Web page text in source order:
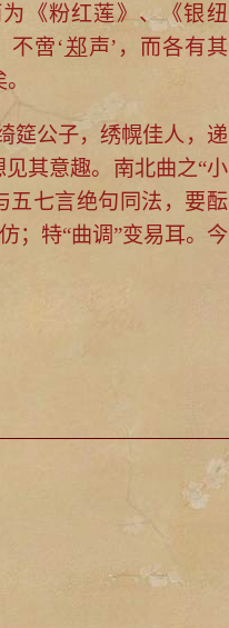
《粉红莲》、《银纽
不啻‘郑声’，而各有其
筵公子，绣幌佳人，递
其意趣。南北曲之“小
五七言绝句同法，要酝
；特“曲调”变易耳。今